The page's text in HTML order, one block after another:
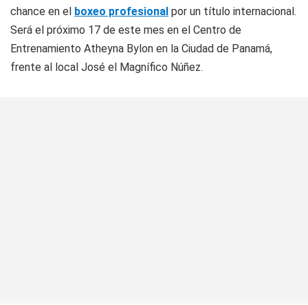
chance en el boxeo profesional por un título internacional.
Será el próximo 17 de este mes en el Centro de
Entrenamiento Atheyna Bylon en la Ciudad de Panamá,
frente al local José el Magnífico Núñez.